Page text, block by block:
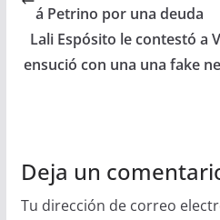
á Petrino por una deuda
Lali Espósito le contestó a
ensució con una una fake
Deja un
Tu dirección de correo